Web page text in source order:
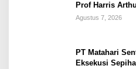
Prof Harris
Kampus
Agustus 7, 2026
PT Matahari
Eksekusi